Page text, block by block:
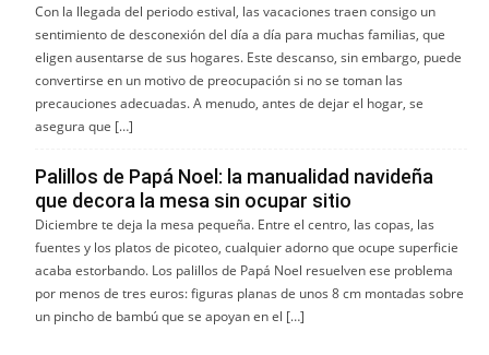
Con la llegada del periodo estival, las vacaciones traen consigo un
sentimiento de desconexión del día a día para muchas familias, que
eligen ausentarse de sus hogares. Este descanso, sin embargo, puede
convertirse en un motivo de preocupación si no se toman las
precauciones adecuadas. A menudo, antes de dejar el hogar, se
asegura que […]
Palillos de Papá Noel: la manualidad navideña
que decora la mesa sin ocupar sitio
Diciembre te deja la mesa pequeña. Entre el centro, las copas, las
fuentes y los platos de picoteo, cualquier adorno que ocupe superficie
acaba estorbando. Los palillos de Papá Noel resuelven ese problema
por menos de tres euros: figuras planas de unos 8 cm montadas sobre
un pincho de bambú que se apoyan en el […]